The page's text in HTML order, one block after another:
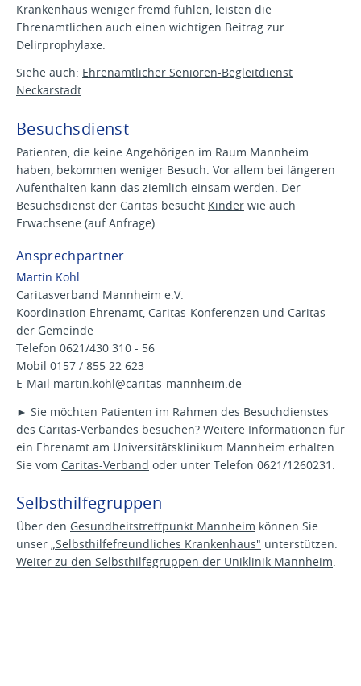
Krankenhaus weniger fremd fühlen, leisten die
Ehrenamtlichen auch einen wichtigen Beitrag zur
Delirprophylaxe.
Siehe auch: Ehrenamtlicher Senioren-Begleitdienst
Neckarstadt
Besuchsdienst
Patienten, die keine Angehörigen im Raum Mannheim
haben, bekommen weniger Besuch. Vor allem bei längeren
Aufenthalten kann das ziemlich einsam werden. Der
Besuchsdienst der Caritas besucht Kinder wie auch
Erwachsene (auf Anfrage).
Ansprechpartner
Martin Kohl
Caritasverband Mannheim e.V.
Koordination Ehrenamt, Caritas-Konferenzen und Caritas
der Gemeinde
Telefon 0621/430 310 - 56
Mobil 0157 / 855 22 623
E-Mail martin.kohl@caritas-mannheim.de
► Sie möchten Patienten im Rahmen des Besuchdienstes
des Caritas-Verbandes besuchen? Weitere Informationen für
ein Ehrenamt am Universitätsklinikum Mannheim erhalten
Sie vom Caritas-Verband oder unter Telefon 0621/1260231.
Selbsthilfegruppen
Über den Gesundheitstreffpunkt Mannheim können Sie
unser „Selbsthilfefreundliches Krankenhaus" unterstützen.
Weiter zu den Selbsthilfegruppen der Uniklinik Mannheim.